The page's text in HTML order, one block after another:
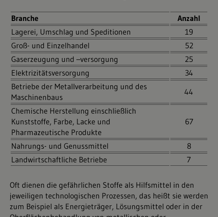
Branche
Anzahl
Lagerei, Umschlag und Speditionen
19
Groß- und Einzelhandel
52
Gaserzeugung und –versorgung
25
Elektrizitätsversorgung
34
Betriebe der Metallverarbeitung und des
Maschinenbaus
44
Chemische Herstellung einschließlich
Kunststoffe, Farbe, Lacke und
Pharmazeutische Produkte
67
Nahrungs- und Genussmittel
8
Landwirtschaftliche Betriebe
7
Oft dienen die gefährlichen Stoffe als Hilfsmittel in den
jeweiligen technologischen Prozessen, das heißt sie werden
zum Beispiel als Energieträger, Lösungsmittel oder in der